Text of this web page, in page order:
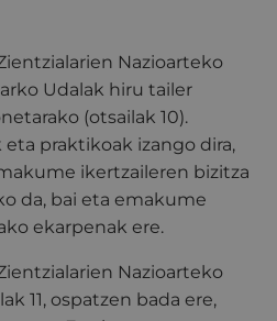
Nazioarteko
Udalak hiru tailer
(otsailak 10).
praktikoak izango dira,
ikertzaileren bizitza
da, bai eta emakume
ekarpenak ere.
Nazioarteko
11, ospatzen bada ere,